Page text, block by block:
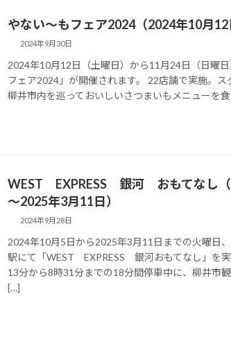
やない～もフェア2024（2024年10月12
2024年9月30日
2024年10月12日（土曜日）から11月24日（日曜
フェア2024」が開催されます。 22店舗で実施。ス
柳井市内を巡っておいしいさつまいもメニューを食
WEST EXPRESS 銀河 おもてなし（
～2025年3月11日）
2024年9月28日
2024年10月5日から2025年3月11日までの火曜日
駅にて「WEST EXPRESS 銀河おもてなし」を
13分から8時31分までの18分間停車中に、柳井市
[…]